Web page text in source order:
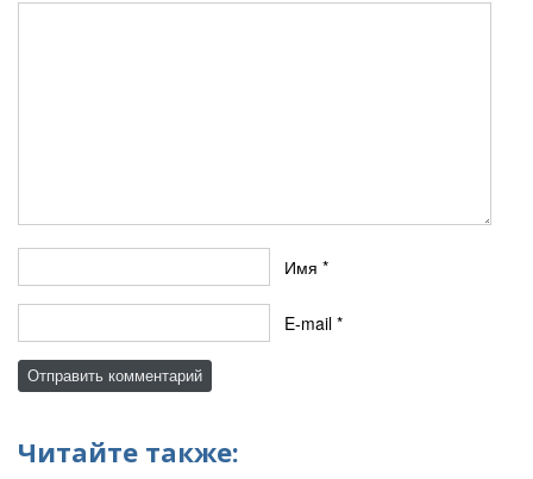
Имя *
E-mail *
Читайте также: